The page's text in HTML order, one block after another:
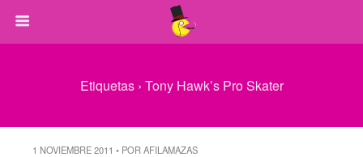
Etiquetas › Tony Hawk’s Pro Skater
1 NOVIEMBRE 2011 • POR AFILAMAZAS